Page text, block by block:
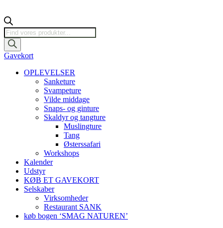
Products
search
Gavekort
OPLEVELSER
Sanketure
Svampeture
Vilde middage
Snaps- og ginture
Skaldyr og tangture
Muslingture
Tang
Østerssafari
Workshops
Kalender
Udstyr
KØB ET GAVEKORT
Selskaber
Virksomheder
Restaurant SANK
køb bogen ‘SMAG NATUREN’